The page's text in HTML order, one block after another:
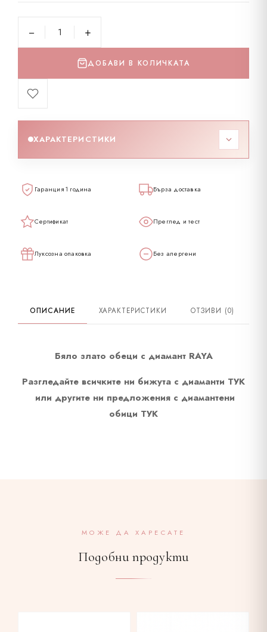
− +
ДОБАВИ В КОЛИЧКАТА
ХАРАКТЕРИСТИКИ
Карат 14
Диамант честота
Материал
Гаранция 1 година Бърза доставка
Сертификат Преглед и тест
Луксозна опаковка Без алергени
ОПИСАНИЕ ХАРАКТЕРИСТИКИ ОТЗИВИ (0)
Бяло злато обеци с диамант RAYA
Разгледайте всичките ни бижута с диаманти ТУК
или другите ни предложения с диамантени
обици ТУК
МОЖЕ ДА ХАРЕСАТЕ
Подобни продукти